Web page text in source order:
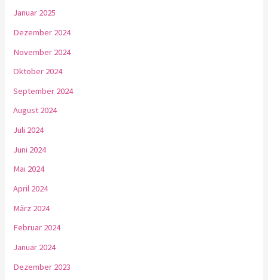
Januar 2025
Dezember 2024
November 2024
Oktober 2024
September 2024
August 2024
Juli 2024
Juni 2024
Mai 2024
April 2024
März 2024
Februar 2024
Januar 2024
Dezember 2023